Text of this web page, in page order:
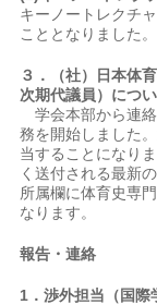
キーノートレクチ
こととなりました。
３．（社）日本体
次期代議員）につ
学会本部から連
務を開始しました
当することになり
く送付される最新
所属欄に体育史専
なります。
報告・連絡
1．渉外担当（国際